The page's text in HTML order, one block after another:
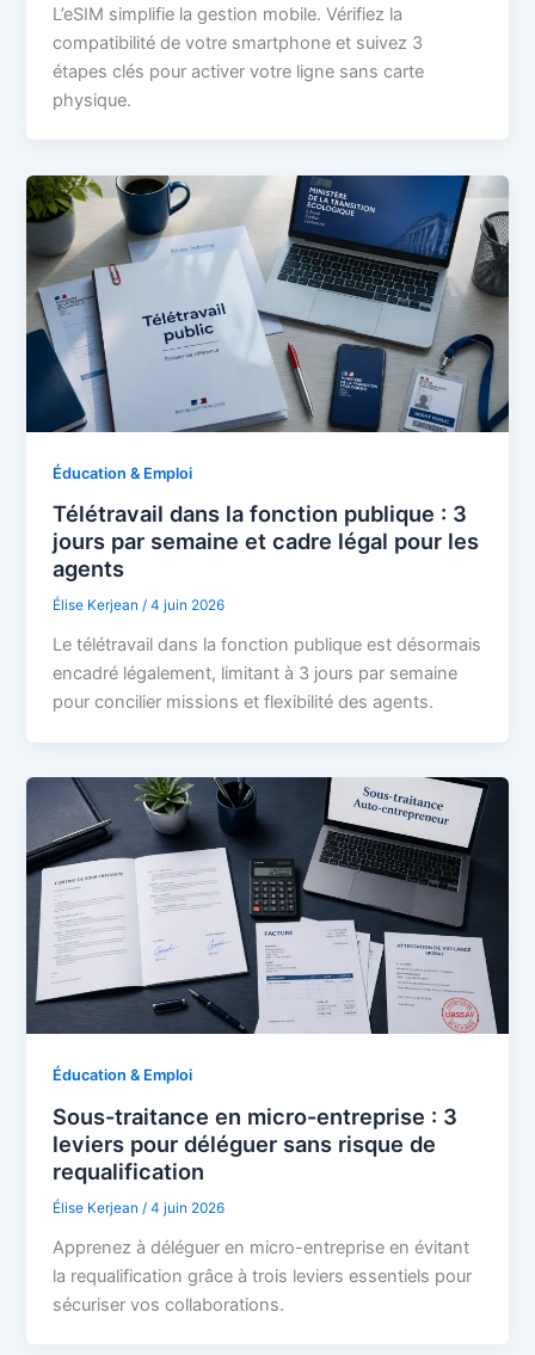
L’eSIM simplifie la gestion mobile. Vérifiez la
compatibilité de votre smartphone et suivez 3
étapes clés pour activer votre ligne sans carte
physique.
Éducation & Emploi
Télétravail dans la fonction publique : 3
jours par semaine et cadre légal pour les
agents
Élise Kerjean/4 juin 2026
Le télétravail dans la fonction publique est désormais
encadré légalement, limitant à 3 jours par semaine
pour concilier missions et flexibilité des agents.
Éducation & Emploi
Sous-traitance en micro-entreprise : 3
leviers pour déléguer sans risque de
requalification
Élise Kerjean /4 juin 2026
Apprenez à déléguer en micro-entreprise en évitant
la requalification grâce à trois leviers essentiels pour
sécuriser vos collaborations.